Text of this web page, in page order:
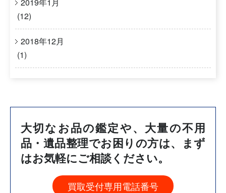
(12)
2018年12月
(1)
大切なお品の鑑定や、大量の不用
品・遺品整理でお困りの方は、
まず
はお気軽にご相談ください。
買取受付専用電話番号